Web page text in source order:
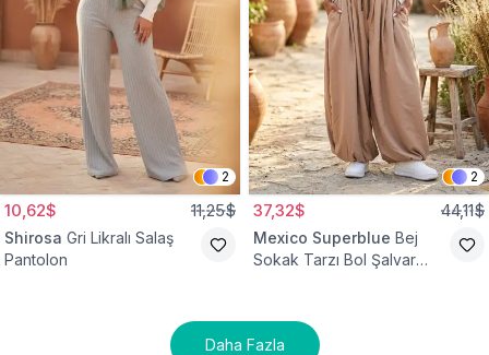
2
10,62$ 11,25$
Shirosa Gri Likralı Salaş
Pantolon
2
37,32$ 44,11$
Mexico Superblue Bej
Sokak Tarzı Bol Şalvar
Daha Fazla